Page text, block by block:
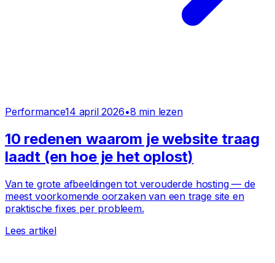
Performance14 april 2026•8 min lezen
10 redenen waarom je website traag
laadt (en hoe je het oplost)
Van te grote afbeeldingen tot verouderde hosting — de
meest voorkomende oorzaken van een trage site en
praktische fixes per probleem.
Lees artikel